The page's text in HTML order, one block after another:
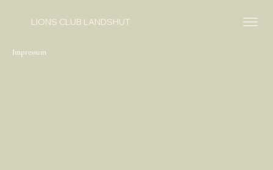
LIONS CLUB LANDSHUT
Impressum